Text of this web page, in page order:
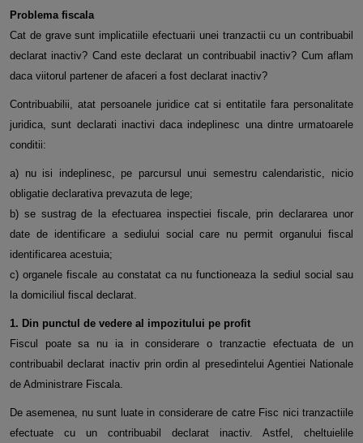
Problema fiscala
Cat de grave sunt implicatiile efectuarii unei tranzactii cu un contribuabil
declarat inactiv? Cand este declarat un contribuabil inactiv? Cum aflam
daca viitorul partener de afaceri a fost declarat inactiv?
Contribuabilii, atat persoanele juridice cat si entitatile fara personalitate
juridica, sunt declarati inactivi daca indeplinesc una dintre urmatoarele
conditii:
a) nu isi indeplinesc, pe parcursul unui semestru calendaristic, nicio
obligatie declarativa prevazuta de lege;
b) se sustrag de la efectuarea inspectiei fiscale, prin declararea unor
date de identificare a sediului social care nu permit organului fiscal
identificarea acestuia;
c) organele fiscale au constatat ca nu functioneaza la sediul social sau
la domiciliul fiscal declarat.
1. Din punctul de vedere al impozitului pe profit
Fiscul poate sa nu ia in considerare o tranzactie efectuata de un
contribuabil declarat inactiv prin ordin al presedintelui Agentiei Nationale
de Administrare Fiscala.
De asemenea, nu sunt luate in considerare de catre Fisc nici tranzactiile
efectuate cu un contribuabil declarat inactiv. Astfel, cheltuielile